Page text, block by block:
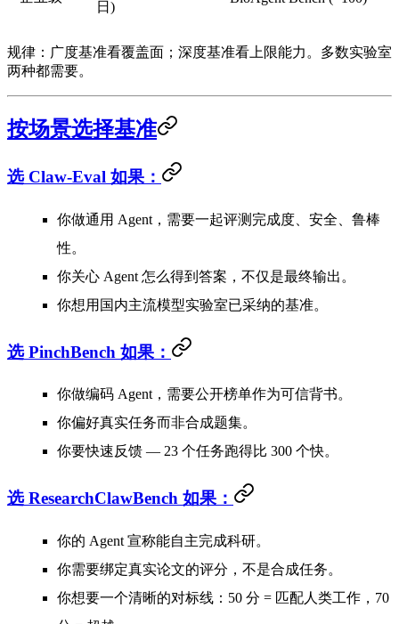
日)
规律 ：广度基准看覆盖面；深度基准看上限能力。多数实验室
两种都需要。
按场景选择基准
选 Claw-Eval 如果：
你做通用 Agent，需要一起评测完成度、安全、鲁棒
性。
你关心 Agent 怎么得到答案，不仅是最终输出。
你想用国内主流模型实验室已采纳的基准。
选 PinchBench 如果：
你做编码 Agent，需要公开榜单作为可信背书。
你偏好真实任务而非合成题集。
你要快速反馈 — 23 个任务跑得比 300 个快。
选 ResearchClawBench 如果：
你的 Agent 宣称能自主完成科研。
你需要绑定真实论文的评分，不是合成任务。
你想要一个清晰的对标线：50 分 = 匹配人类工作，70